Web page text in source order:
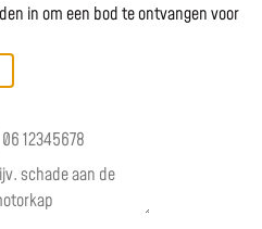
in om een bod te ontvangen voor